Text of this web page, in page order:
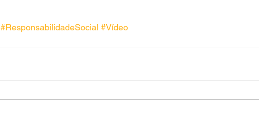
#ResponsabilidadeSocial #Vídeo